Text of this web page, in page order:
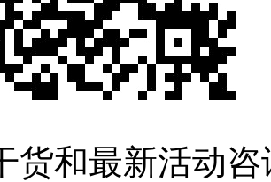
货和最新活动咨